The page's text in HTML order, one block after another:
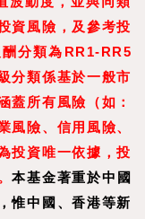
資風險，及參考投
分類為RR1-RR5
分類係基於一般市
蓋所有風險（如：
風險、信用風險、
投資唯一依據，投
本基金著重於中國
惟中國、香港等新